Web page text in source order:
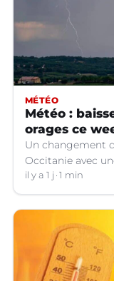
MÉTÉO
Météo :
orages ce
Un changement
Occitanie avec
d'orages dans
il y a 1 j 1 min